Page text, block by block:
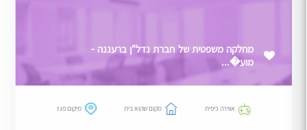
מחלקה משפטית של חברת נדל"ן ברעננה -
מוע�...
אווירה כיפית מקום שהוא בית מיקום פגז